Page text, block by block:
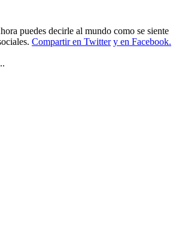
puedes decirle al mundo como se siente
Compartir en Twitter y en Facebook.